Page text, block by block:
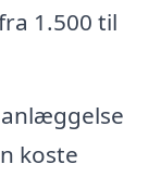
1.500 til
koste